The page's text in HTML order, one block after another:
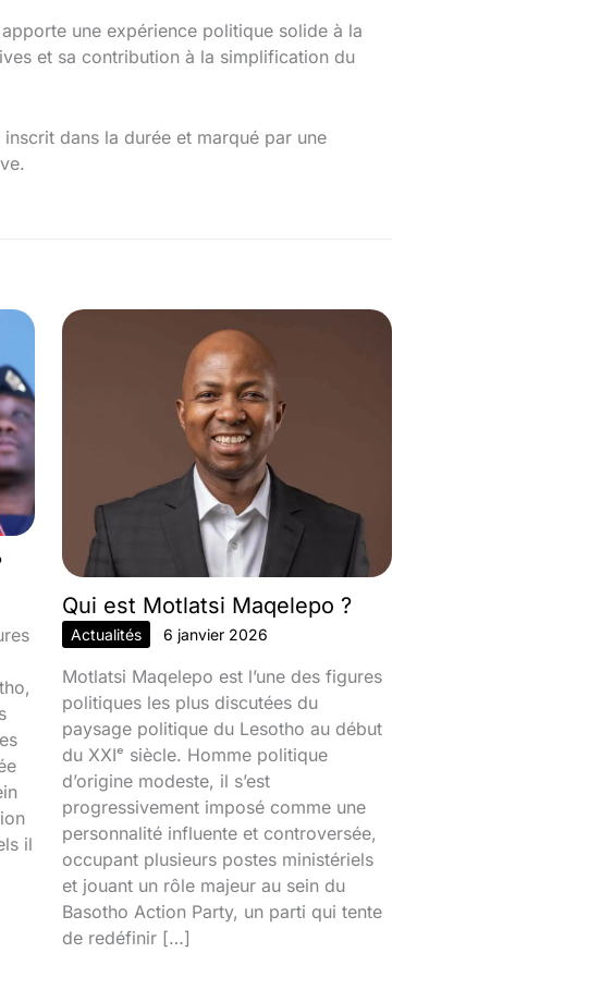
une expérience politique solide à la
et sa contribution à la simplification du
dans la durée et marqué par une
il
Qui est Motlatsi Maqelepo ?
Actualités 6 janvier 2026
Motlatsi Maqelepo est l’une des figures
politiques les plus discutées du
paysage politique du Lesotho au début
du XXIᵉ siècle. Homme politique
d’origine modeste, il s’est
progressivement imposé comme une
personnalité influente et controversée,
occupant plusieurs postes ministériels
et jouant un rôle majeur au sein du
Basotho Action Party, un parti qui tente
de redéfinir […]